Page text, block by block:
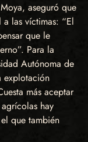
aseguró que
las víctimas: “El
que le
Para la
Autónoma de
explotación
más aceptar
hay
el que también